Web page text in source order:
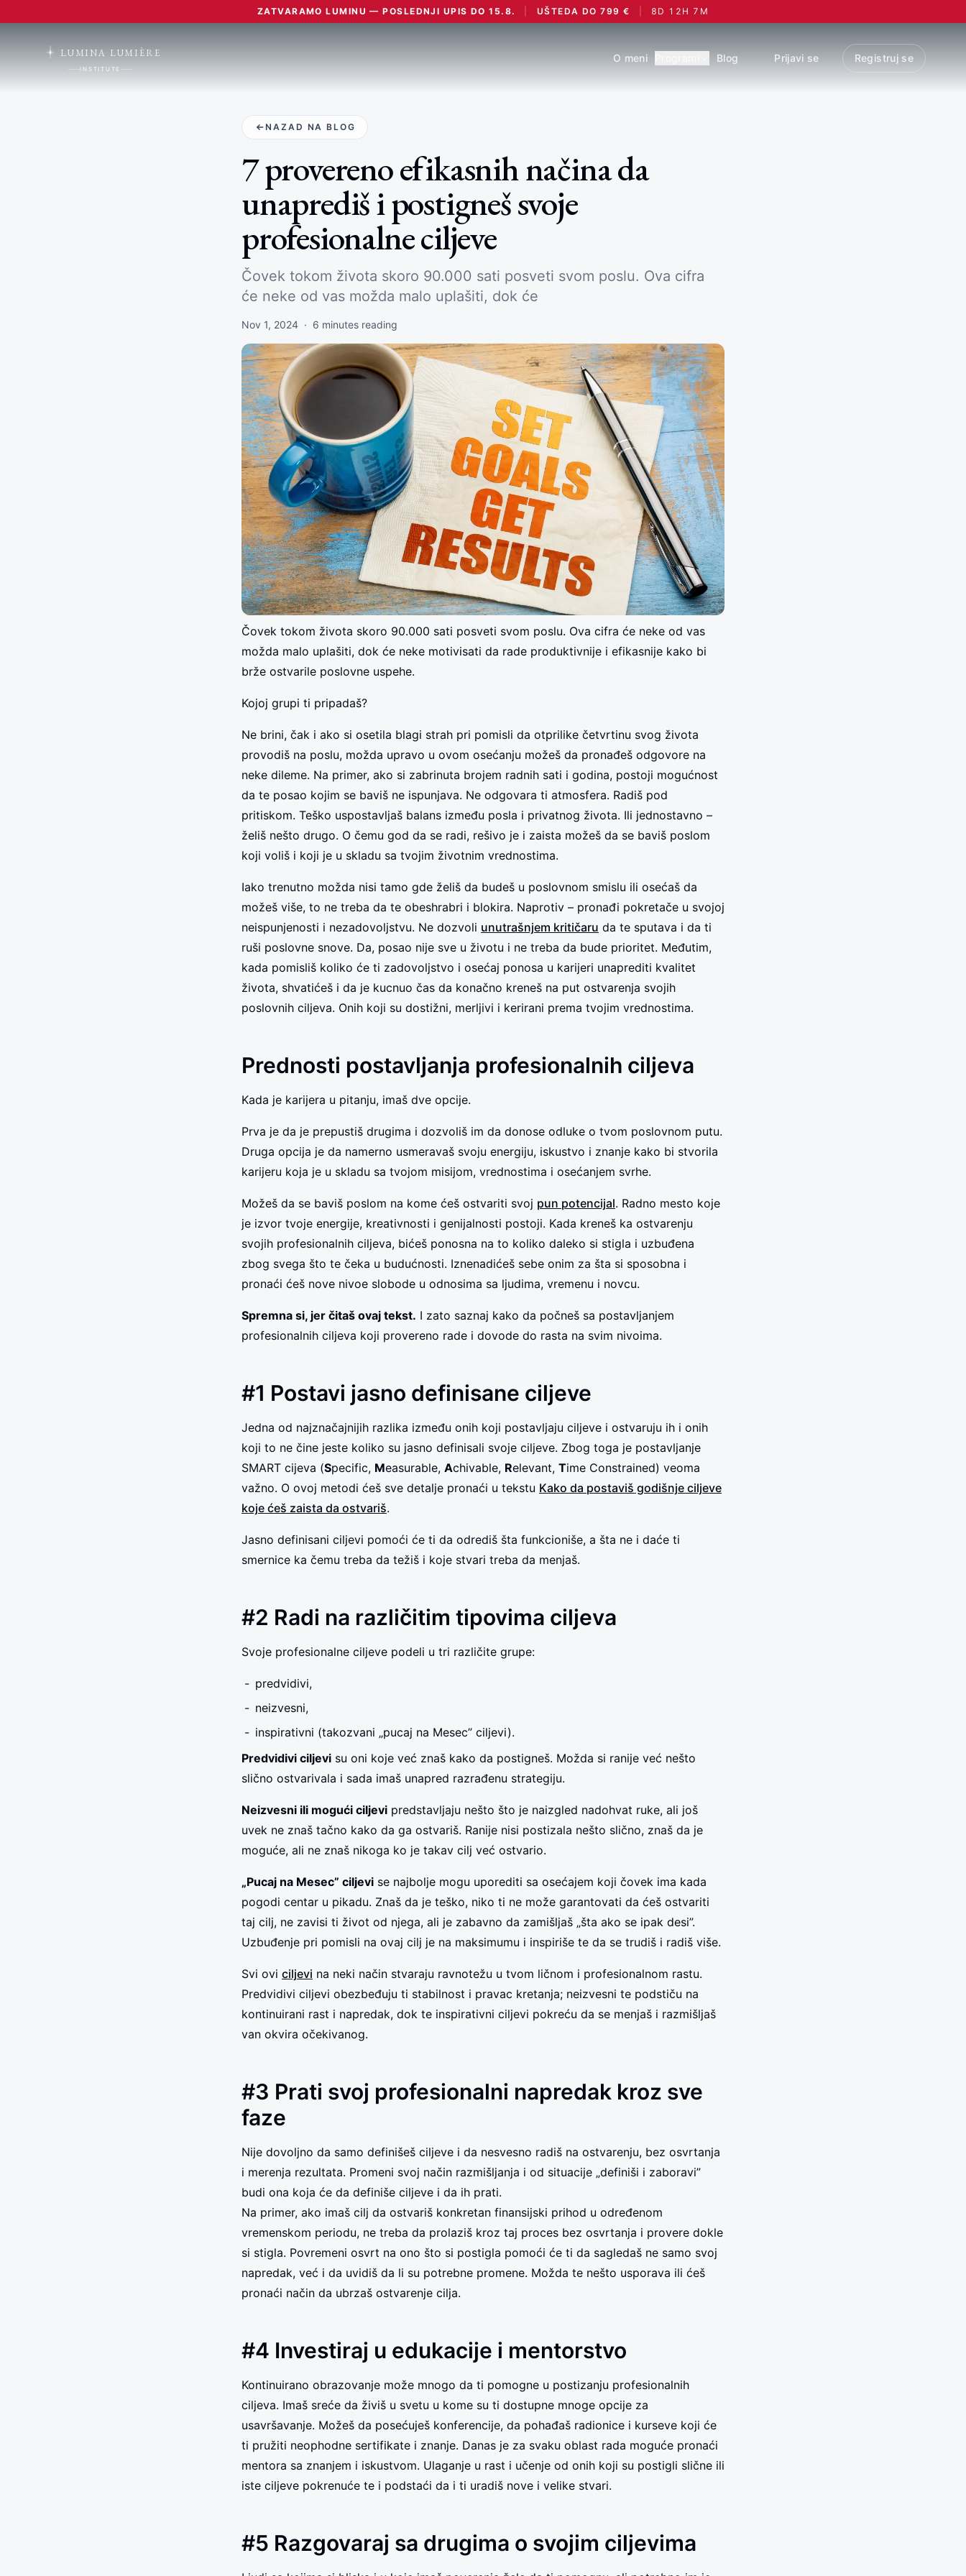
ZATVARAMO LUMINU — POSLEDNJI UPIS DO 15.8. UŠTEDA DO799 € 8 D 12 H 7 M
LUMINA LUMIÈRE
INSTITUTE
O meni Blog Prijavi se Registruj se
NAZAD NA BLOG
7 provereno efikasnih načina da
unaprediš i postigneš svoje
profesionalne ciljeve
Čovek tokom života skoro 90.000 sati posveti svom poslu. Ova cifra
će neke od vas možda malo uplašiti, dok će
Nov 1, 2024 · 6 minutes reading
Čovek tokom života skoro 90.000 sati posveti svom poslu. Ova cifra će neke od vas
možda malo uplašiti, dok će neke motivisati da rade produktivnije i efikasnije kako bi
brže ostvarile poslovne uspehe.
Kojoj grupi ti pripadaš?
Ne brini, čak i ako si osetila blagi strah pri pomisli da otprilike četvrtinu svog života
provodiš na poslu, možda upravo u ovom osećanju možeš da pronađeš odgovore na
neke dileme. Na primer, ako si zabrinuta brojem radnih sati i godina, postoji mogućnost
da te posao kojim se baviš ne ispunjava. Ne odgovara ti atmosfera. Radiš pod
pritiskom. Teško uspostavljaš balans između posla i privatnog života. Ili jednostavno –
želiš nešto drugo. O čemu god da se radi, rešivo je i zaista možeš da se baviš poslom
koji voliš i koji je u skladu sa tvojim životnim vrednostima.
Iako trenutno možda nisi tamo gde želiš da budeš u poslovnom smislu ili osećaš da
možeš više, to ne treba da te obeshrabri i blokira. Naprotiv – pronađi pokretače u svojoj
neispunjenosti i nezadovoljstvu. Ne dozvoli unutrašnjem kritičaru da te sputava i da ti
ruši poslovne snove. Da, posao nije sve u životu i ne treba da bude prioritet. Međutim,
kada pomisliš koliko će ti zadovoljstvo i osećaj ponosa u karijeri unaprediti kvalitet
života, shvatićeš i da je kucnuo čas da konačno kreneš na put ostvarenja svojih
poslovnih ciljeva. Onih koji su dostižni, merljivi i kerirani prema tvojim vrednostima.
Prednosti postavljanja profesionalnih ciljeva
Kada je karijera u pitanju, imaš dve opcije.
Prva je da je prepustiš drugima i dozvoliš im da donose odluke o tvom poslovnom putu.
Druga opcija je da namerno usmeravaš svoju energiju, iskustvo i znanje kako bi stvorila
karijeru koja je u skladu sa tvojom misijom, vrednostima i osećanjem svrhe.
Možeš da se baviš poslom na kome ćeš ostvariti svoj pun potencijal. Radno mesto koje
je izvor tvoje energije, kreativnosti i genijalnosti postoji. Kada kreneš ka ostvarenju
svojih profesionalnih ciljeva, bićeš ponosna na to koliko daleko si stigla i uzbuđena
zbog svega što te čeka u budućnosti. Iznenadićeš sebe onim za šta si sposobna i
pronaći ćeš nove nivoe slobode u odnosima sa ljudima, vremenu i novcu.
Spremna si, jer čitaš ovaj tekst. I zato saznaj kako da počneš sa postavljanjem
profesionalnih ciljeva koji provereno rade i dovode do rasta na svim nivoima.
#1 Postavi jasno definisane ciljeve
Jedna od najznačajnijih razlika između onih koji postavljaju ciljeve i ostvaruju ih i onih
koji to ne čine jeste koliko su jasno definisali svoje ciljeve. Zbog toga je postavljanje
SMART cijeva (Specific, Measurable, Achivable, Relevant, Time Constrained) veoma
važno. O ovoj metodi ćeš sve detalje pronaći u tekstu Kako da postaviš godišnje ciljeve
koje ćeš zaista da ostvariš.
Jasno definisani ciljevi pomoći će ti da odrediš šta funkcioniše, a šta ne i daće ti
smernice ka čemu treba da težiš i koje stvari treba da menjaš.
#2 Radi na različitim tipovima ciljeva
Svoje profesionalne ciljeve podeli u tri različite grupe:
predvidivi,
neizvesni,
inspirativni (takozvani „pucaj na Mesec” ciljevi).
Predvidivi ciljevi su oni koje već znaš kako da postigneš. Možda si ranije već nešto
slično ostvarivala i sada imaš unapred razrađenu strategiju.
Neizvesni ili mogući ciljevi predstavljaju nešto što je naizgled nadohvat ruke, ali još
uvek ne znaš tačno kako da ga ostvariš. Ranije nisi postizala nešto slično, znaš da je
moguće, ali ne znaš nikoga ko je takav cilj već ostvario.
„Pucaj na Mesec” ciljevi se najbolje mogu uporediti sa osećajem koji čovek ima kada
pogodi centar u pikadu. Znaš da je teško, niko ti ne može garantovati da ćeš ostvariti
taj cilj, ne zavisi ti život od njega, ali je zabavno da zamišljaš „šta ako se ipak desi”.
Uzbuđenje pri pomisli na ovaj cilj je na maksimumu i inspiriše te da se trudiš i radiš više.
Svi ovi ciljevi na neki način stvaraju ravnotežu u tvom ličnom i profesionalnom rastu.
Predvidivi ciljevi obezbeđuju ti stabilnost i pravac kretanja; neizvesni te podstiču na
kontinuirani rast i napredak, dok te inspirativni ciljevi pokreću da se menjaš i razmišljaš
van okvira očekivanog.
#3 Prati svoj profesionalni napredak kroz sve
faze
Nije dovoljno da samo definišeš ciljeve i da nesvesno radiš na ostvarenju, bez osvrtanja
i merenja rezultata. Promeni svoj način razmišljanja i od situacije „definiši i zaboravi”
budi ona koja će da definiše ciljeve i da ih prati.
Na primer, ako imaš cilj da ostvariš konkretan finansijski prihod u određenom
vremenskom periodu, ne treba da prolaziš kroz taj proces bez osvrtanja i provere dokle
si stigla. Povremeni osvrt na ono što si postigla pomoći će ti da sagledaš ne samo svoj
napredak, već i da uvidiš da li su potrebne promene. Možda te nešto usporava ili ćeš
pronaći način da ubrzaš ostvarenje cilja.
#4 Investiraj u edukacije i mentorstvo
Kontinuirano obrazovanje može mnogo da ti pomogne u postizanju profesionalnih
ciljeva. Imaš sreće da živiš u svetu u kome su ti dostupne mnoge opcije za
usavršavanje. Možeš da posećuješ konferencije, da pohađaš radionice i kurseve koji će
ti pružiti neophodne sertifikate i znanje. Danas je za svaku oblast rada moguće pronaći
mentora sa znanjem i iskustvom. Ulaganje u rast i učenje od onih koji su postigli slične ili
iste ciljeve pokrenuće te i podstaći da i ti uradiš nove i velike stvari.
#5 Razgovaraj sa drugima o svojim ciljevima